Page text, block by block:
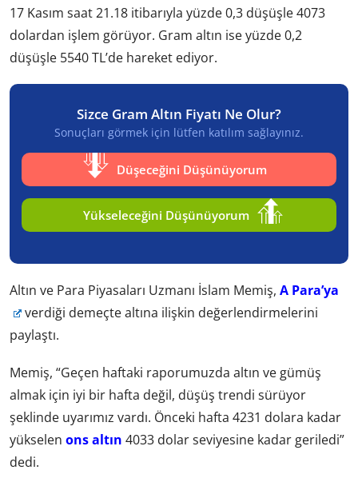
17 Kasım saat 21.18 itibarıyla yüzde 0,3 düşüşle 4073
dolardan işlem görüyor. Gram altın ise yüzde 0,2
düşüşle 5540 TL’de hareket ediyor.
Sizce Gram Altın Fiyatı Ne Olur?
Sonuçları görmek için lütfen katılım sağlayınız.
Düşeceğini Düşünüyorum
Yükseleceğini Düşünüyorum
Altın ve Para Piyasaları Uzmanı İslam Memiş, A Para’ya
verdiği demeçte altına ilişkin değerlendirmelerini
paylaştı.
Memiş, “Geçen haftaki raporumuzda altın ve gümüş
almak için iyi bir hafta değil, düşüş trendi sürüyor
şeklinde uyarımız vardı. Önceki hafta 4231 dolara kadar
yükselen ons altın 4033 dolar seviyesine kadar geriledi”
dedi.